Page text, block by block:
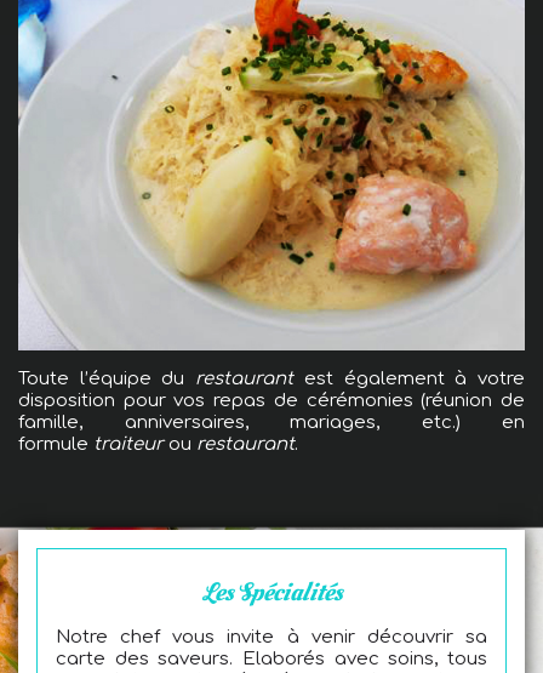
Toute l’équipe du restaurantest également à votre
disposition pour vos repas de cérémonies (réunion de
famille, anniversaires, mariages, etc.) en
formule traiteurou restaurant.
Les Spécialités
Notre chef vous invite à venir découvrir sa
carte des saveurs. Elaborés avec soins, tous